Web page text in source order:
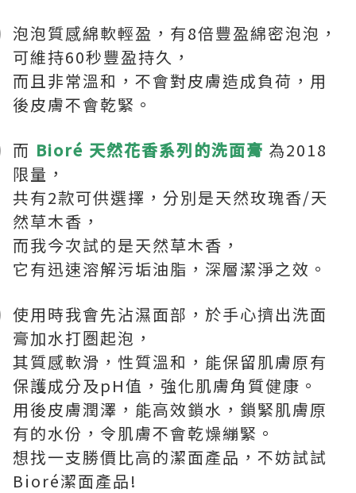
泡泡質感綿軟輕盈，有8倍豐盈綿密泡泡，
可維持60秒豐盈持久，
而且非常溫和，不會對皮膚造成負荷，用
後皮膚不會乾緊。
而 Bioré 天然花香系列的洗面膏 為2018
限量，
共有2款可供選擇，分別是天然玫瑰香/天
然草木香，
而我今次試的是天然草木香，
它有迅速溶解污垢油脂，深層潔淨之效。
使用時我會先沾濕面部，於手心擠出洗面
膏加水打圏起泡，
其質感軟滑，性質溫和，能保留肌膚原有
保護成分及pH值，強化肌膚角質健康。
用後皮膚潤澤，能高效鎖水，鎖緊肌膚原
有的水份，令肌膚不會乾燥繃緊。
想找一支勝價比高的潔面產品，不妨試試
Bioré潔面產品!